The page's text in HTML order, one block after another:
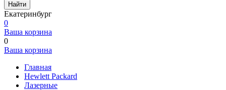
Найти
Екатеринбург
0
Ваша корзина
0
Ваша корзина
Главная
Hewlett Packard
Лазерные